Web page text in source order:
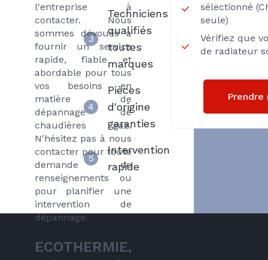
l'entreprise à
contacter. Nous
sommes dévoués à
fournir un service
rapide, fiable et
abordable pour tous
vos besoins en
matière de
dépannage de
chaudières gaz.
N'hésitez pas à nous
contacter pour toute
demande de
renseignements ou
pour planifier une
intervention de
dépannage.
ECOTHERMIE,
sélectionné
seule)
Vérifiez que
de radiateur
Prendre
3
Techniciens
qualifiés
toutes
marques
4
Pièces
d'origine
garanties
5
Intervention
rapide